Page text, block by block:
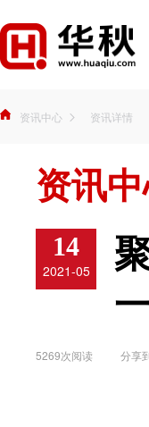
资讯中心 资讯详情
资讯
14
2021-05
5269次阅读 分享